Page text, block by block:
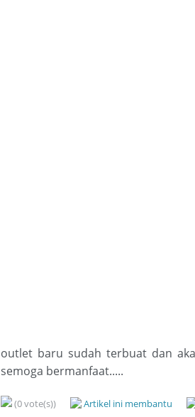
outlet baru sudah terbuat dan
semoga bermanfaat.....
(0 vote(s)) Artikel ini membantu